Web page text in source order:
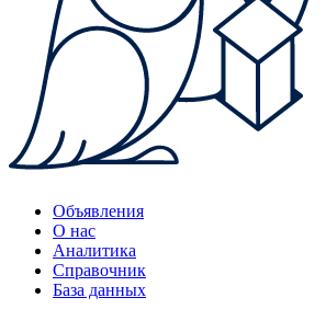
Объявления
О нас
Аналитика
Справочник
База данных